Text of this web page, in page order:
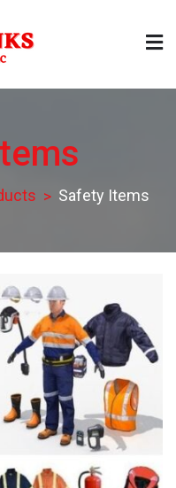
Safety Items